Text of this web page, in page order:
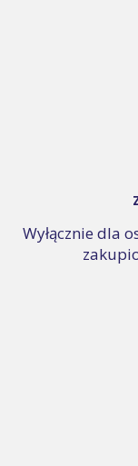
Wyłącznie dla